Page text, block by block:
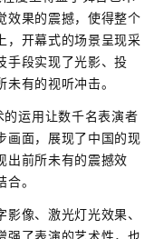
效果的震撼，使得整个
，开幕式的场景呈现采
手段实现了光影、投
有的视听冲击。
的运用让数千名表演者
画面，展现了中国的现
出前所未有的震撼效
。
像、激光灯光效果、